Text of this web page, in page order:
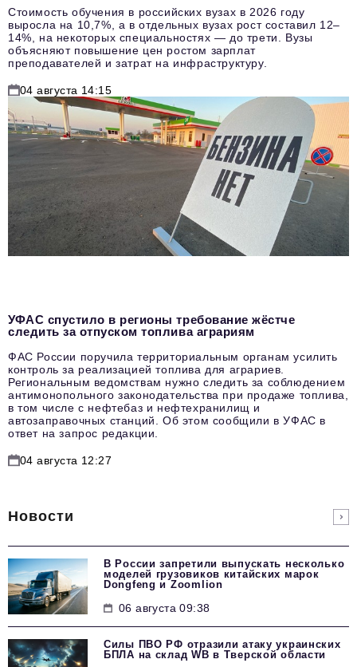
Стоимость обучения в российских вузах в 2026 году
выросла на 10,7%, а в отдельных вузах рост составил 12–
14%, на некоторых специальностях — до трети. Вузы
объясняют повышение цен ростом зарплат
преподавателей и затрат на инфраструктуру.
04 августа 14:15
УФАС спустило в регионы требование жёстче
следить за отпуском топлива аграриям
ФАС России поручила территориальным органам усилить
контроль за реализацией топлива для аграриев.
Региональным ведомствам нужно следить за соблюдением
антимонопольного законодательства при продаже топлива,
в том числе с нефтебаз и нефтехранилищ и
автозаправочных станций. Об этом сообщили в УФАС в
ответ на запрос редакции.
04 августа 12:27
Новости
В России запретили выпускать несколько
моделей грузовиков китайских марок
Dongfeng и Zoomlion
06 августа 09:38
Силы ПВО РФ отразили атаку украинских
БПЛА на склад WB в Тверской области